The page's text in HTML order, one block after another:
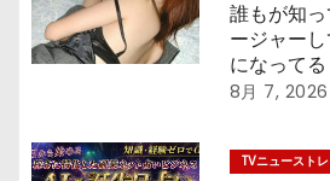
誰もが知
ージャー
になってる
8月 7, 2026
TVニュースト